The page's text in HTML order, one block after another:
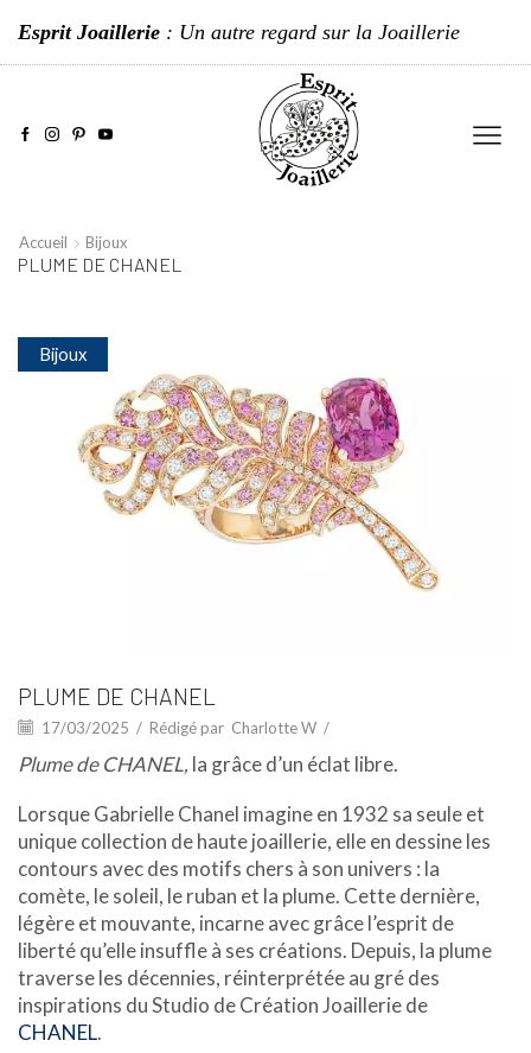
Esprit Joaillerie : Un autre regard sur la Joaillerie
Accueil Bijoux
PLUME DE CHANEL
Bijoux
PLUME DE CHANEL
17/03/2025 / Rédigé par Charlotte W /
Plume de CHANEL, la grâce d’un éclat libre.
Lorsque Gabrielle Chanel imagine en 1932 sa seule et
unique collection de haute joaillerie, elle en dessine les
contours avec des motifs chers à son univers : la
comète, le soleil, le ruban et la plume. Cette dernière,
légère et mouvante, incarne avec grâce l’esprit de
liberté qu’elle insuffle à ses créations. Depuis, la plume
traverse les décennies, réinterprétée au gré des
inspirations du Studio de Création Joaillerie de
CHANEL.